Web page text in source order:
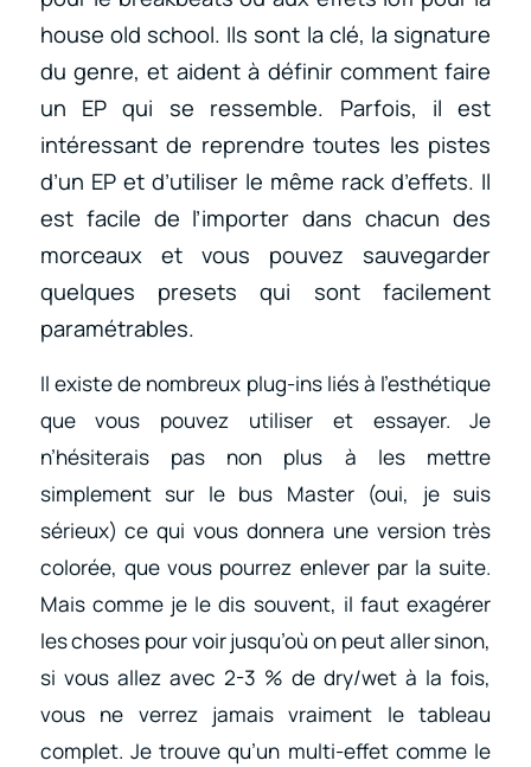
house old school. Ils sont la clé, la signature
du genre, et aident à définir comment faire
un EP qui se ressemble. Parfois, il est
intéressant de reprendre toutes les pistes
d’un EP et d’utiliser le même rack d’effets. Il
est facile de l’importer dans chacun des
morceaux et vous pouvez sauvegarder
quelques presets qui sont facilement
paramétrables.
Il existe de nombreux plug-ins liés à l’esthétique
que vous pouvez utiliser et essayer. Je
n’hésiterais pas non plus à les mettre
simplement sur le bus Master (oui, je suis
sérieux) ce qui vous donnera une version très
colorée, que vous pourrez enlever par la suite.
Mais comme je le dis souvent, il faut exagérer
les choses pour voir jusqu’où on peut aller sinon,
si vous allez avec 2-3 % de dry/wet à la fois,
vous ne verrez jamais vraiment le tableau
complet. Je trouve qu’un multi-effet comme le